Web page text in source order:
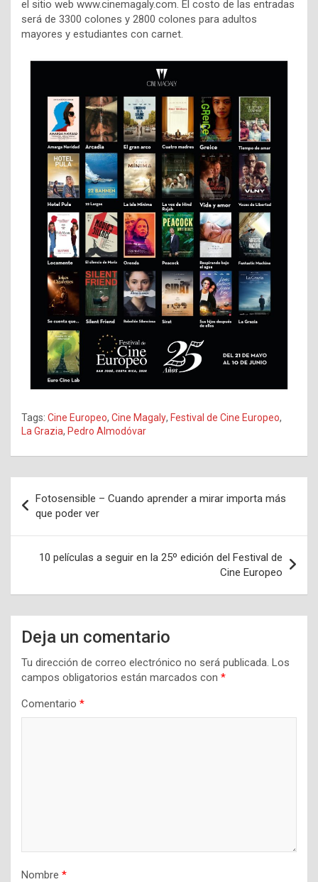
el sitio web www.cinemagaly.com. El costo de las entradas
será de 3300 colones y 2800 colones para adultos
mayores y estudiantes con carnet.
Tags: Cine Europeo, Cine Magaly, Festival de Cine Europeo,
La Grazia, Pedro Almodóvar
de
entradas
Fotosensible – Cuando aprender a mirar importa más
que poder ver
10 películas a seguir en la 25º edición del Festival de
Cine Europeo
Deja un comentario
Tu dirección de correo electrónico no será publicada. Los
campos obligatorios están marcados con *
Comentario *
Nombre *